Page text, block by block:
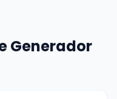
Generador